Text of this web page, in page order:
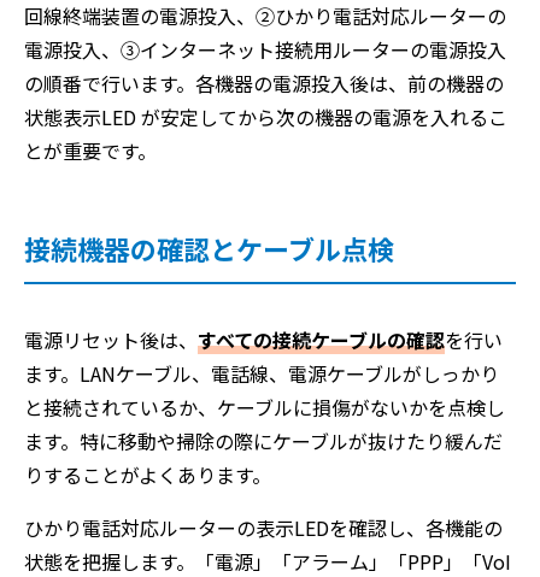
回線終端装置の電源投入、②ひかり電話対応ルーターの
電源投入、③インターネット接続用ルーターの電源投入
の順番で行います。各機器の電源投入後は、前の機器の
状態表示LED が安定してから次の機器の電源を入れるこ
とが重要です。
接続機器の確認とケーブル点検
電源リセット後は、 すべての接続ケーブルの確認を行い
ます。LANケーブル、電話線、電源ケーブルがしっかり
と接続されているか、ケーブルに損傷がないかを点検し
ます。特に移動や掃除の際にケーブルが抜けたり緩んだ
りすることがよくあります。
ひかり電話対応ルーターの表示LEDを確認し、各機能の
状態を把握します。「電源」「アラーム」「PPP」「VoI